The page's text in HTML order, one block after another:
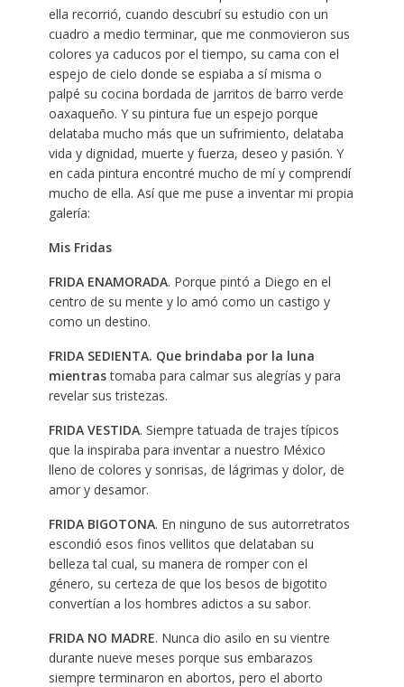
ella recorrió, cuando descubrí su estudio con un
cuadro a medio terminar, que me conmovieron sus
colores ya caducos por el tiempo, su cama con el
espejo de cielo donde se espiaba a sí misma o
palpé su cocina bordada de jarritos de barro verde
oaxaqueño. Y su pintura fue un espejo porque
delataba mucho más que un sufrimiento, delataba
vida y dignidad, muerte y fuerza, deseo y pasión. Y
en cada pintura encontré mucho de mí y comprendí
mucho de ella. Así que me puse a inventar mi propia
galería:
Mis Fridas
FRIDA ENAMORADA. Porque pintó a Diego en el
centro de su mente y lo amó como un castigo y
como un destino.
FRIDA SEDIENTA. Que brindaba por la luna
mientrastomaba para calmar sus alegrías y para
revelar sus tristezas.
FRIDA VESTIDA. Siempre tatuada de trajes típicos
que la inspiraba para inventar a nuestro México
lleno de colores y sonrisas, de lágrimas y dolor, de
amor y desamor.
FRIDA BIGOTONA. En ninguno de sus autorretratos
escondió esos finos vellitos que delataban su
belleza tal cual, su manera de romper con el
género, su certeza de que los besos de bigotito
convertían a los hombres adictos a su sabor.
FRIDA NO MADRE. Nunca dio asilo en su vientre
durante nueve meses porque sus embarazos
siempre terminaron en abortos, pero el aborto